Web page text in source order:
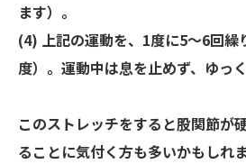
ます）。
(4) 上記の運動を、1度に5～6回繰
度）。運動中は息を止めず、ゆっ
このストレッチをすると股関節が
ることに気付く方も多いかもしれま